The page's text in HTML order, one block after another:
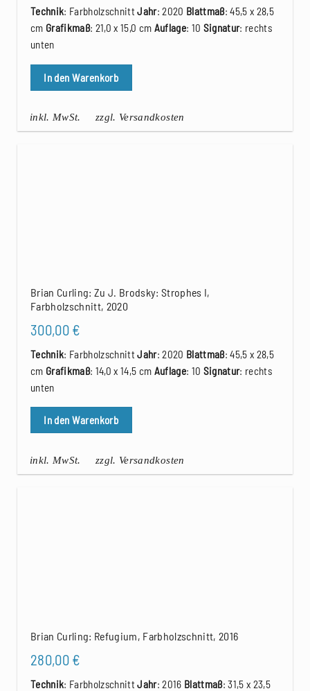
Technik: FarbholzschnittJahr: 2020 Blattmaß: 45,5 x 28,5
cm Grafikmaß: 21,0 x 15,0 cm Auflage: 10 Signatur: rechts
unten
In den Warenkorb
inkl. MwSt. zzgl. Versandkosten
Brian Curling: Zu J. Brodsky: Strophes I,
Farbholzschnitt, 2020
300,00 €
Technik: FarbholzschnittJahr: 2020 Blattmaß: 45,5 x 28,5
cm Grafikmaß: 14,0 x 14,5 cm Auflage: 10 Signatur: rechts
unten
In den Warenkorb
inkl. MwSt. zzgl. Versandkosten
Brian Curling: Refugium, Farbholzschnitt, 2016
280,00 €
Technik: FarbholzschnittJahr: 2016 Blattmaß: 31,5 x 23,5